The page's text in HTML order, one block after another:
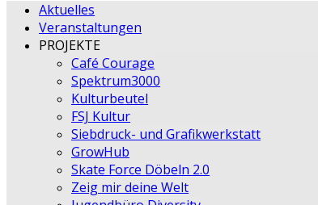
Aktuelles
Veranstaltungen
PROJEKTE
Café Courage
Spektrum3000
Kulturbeutel
FSJ Kultur
Siebdruck- und Grafikwerkstatt
GrowHub
Skate Force Döbeln 2.0
Zeig mir deine Welt